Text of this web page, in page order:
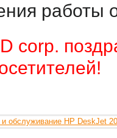
работы
corp.